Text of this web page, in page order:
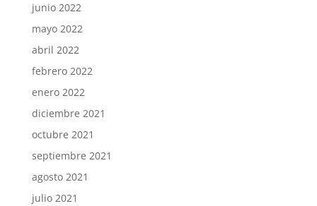
junio 2022
mayo 2022
abril 2022
febrero 2022
enero 2022
diciembre 2021
octubre 2021
septiembre 2021
agosto 2021
julio 2021